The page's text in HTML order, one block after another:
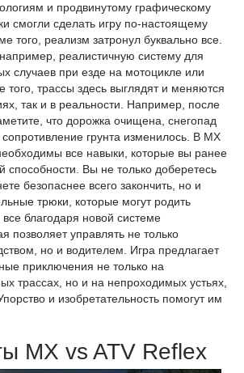
и продвинутому графическому
смогли сделать игру по-настоящему
того, реализм затронул буквально все.
реалистичную систему для
случаев при езде на мотоцикле или
того, трассы здесь выглядят и меняются
так и в реальности. Например, после
что дорожка очищена, снегопад
грунта изменилось. В MX
все навыки, которые вы ранее
способности. Вы не только доберетесь
безопаснее всего закончить, но и
трюки, которые могут родить
благодаря новой системе
позволяет управлять не только
но и водителем. Игра предлагает
приключения не только на
трассах, но и на непроходимых устьях,
и изобретательность помогут им
MX vs ATV Reflex